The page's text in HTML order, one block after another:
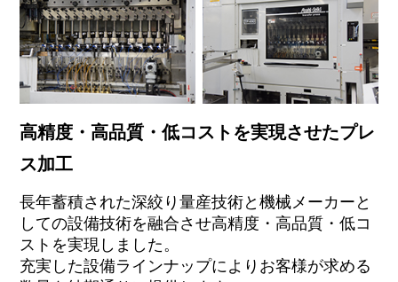
高精度・高品質・低コストを実現させたプレ
ス加工
長年蓄積された深絞り量産技術と機械メーカーと
しての設備技術を融合させ高精度・高品質・低コ
ストを実現しました。
充実した設備ラインナップによりお客様が求める